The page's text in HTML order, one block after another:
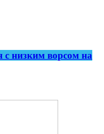
с низким ворсом на